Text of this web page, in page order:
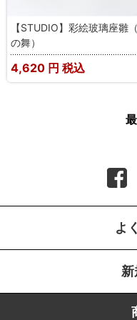
【STUDIO】彩絵玻璃座雛
の舞）
4,620 円 税込
よ